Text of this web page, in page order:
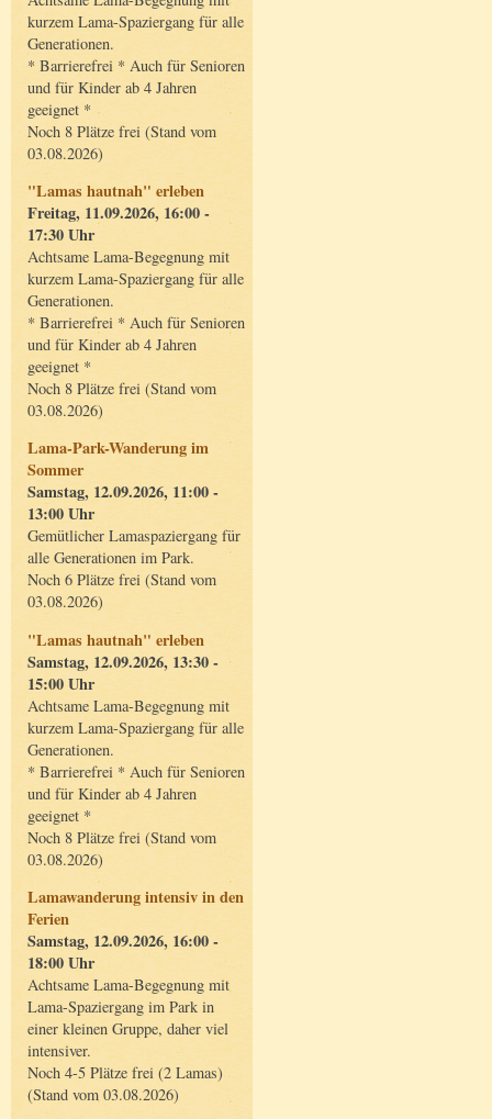
kurzem Lama-Spaziergang für alle
Generationen.
* Barrierefrei * Auch für Senioren
und für Kinder ab 4 Jahren
geeignet *
Noch 8 Plätze frei (Stand vom
03.08.2026)
"Lamas hautnah" erleben
Freitag, 11.09.2026, 16:00 -
17:30 Uhr
Achtsame Lama-Begegnung mit
kurzem Lama-Spaziergang für alle
Generationen.
* Barrierefrei * Auch für Senioren
und für Kinder ab 4 Jahren
geeignet *
Noch 8 Plätze frei (Stand vom
03.08.2026)
Lama-Park-Wanderung im
Sommer
Samstag, 12.09.2026, 11:00 -
13:00 Uhr
Gemütlicher Lamaspaziergang für
alle Generationen im Park.
Noch 6 Plätze frei (Stand vom
03.08.2026)
"Lamas hautnah" erleben
Samstag, 12.09.2026, 13:30 -
15:00 Uhr
Achtsame Lama-Begegnung mit
kurzem Lama-Spaziergang für alle
Generationen.
* Barrierefrei * Auch für Senioren
und für Kinder ab 4 Jahren
geeignet *
Noch 8 Plätze frei (Stand vom
03.08.2026)
Lamawanderung intensiv in den
Ferien
Samstag, 12.09.2026, 16:00 -
18:00 Uhr
Achtsame Lama-Begegnung mit
Lama-Spaziergang im Park in
einer kleinen Gruppe, daher viel
intensiver.
Noch 4-5 Plätze frei (2 Lamas)
(Stand vom 03.08.2026)